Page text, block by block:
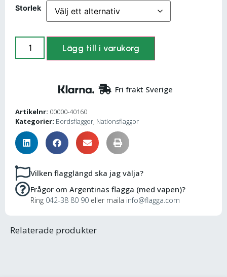
Storlek
Lägg till i varukorg
Fri frakt Sverige
Artikelnr: 00000-40160
Kategorier: Bordsflaggor, Nationsflaggor
Vilken flagglängd ska jag välja?
Frågor om Argentinas flagga (med vapen)?
Ring 042-38 80 90 eller maila info@flagga.com
Relaterade produkter